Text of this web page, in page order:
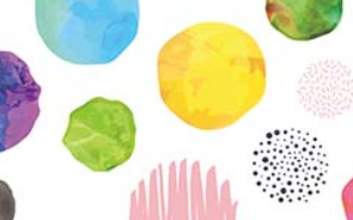
Varhaiskasvatuksen Tietopalvelun